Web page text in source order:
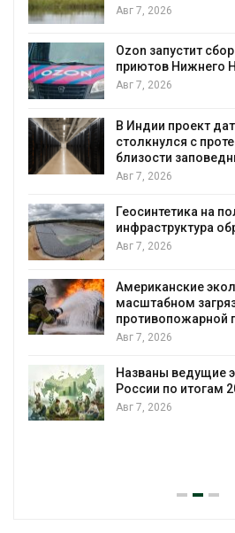
Авг 7, 2026
Ozon запустит
приютов Нижнего
Авг 7, 2026
В Индии проект
столкнулся с
близости
Авг 7, 2026
Геосинтетика на
инфраструктура
Авг 7, 2026
Американские
масштабном
противопожарной
Авг 7, 2026
Названы ведущие
России по итогам
Авг 7, 2026